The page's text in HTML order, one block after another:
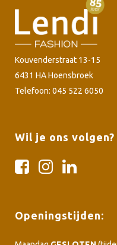
Kouvenderstraat 13-15
6431 HA Hoensbroek
Telefoon: 045 522 6050
Wil je ons volgen?
Openingstijden: